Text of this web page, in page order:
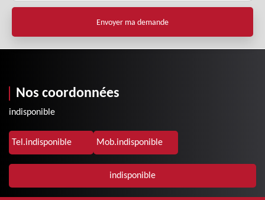
Nos coordonnées
indisponible
Tel.indisponible Mob.indisponible
indisponible